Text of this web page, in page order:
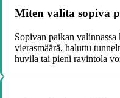
Miten valita sopiva
Sopivan paikan
vierasmäärä, haluttu
huvila tai pieni ravintola